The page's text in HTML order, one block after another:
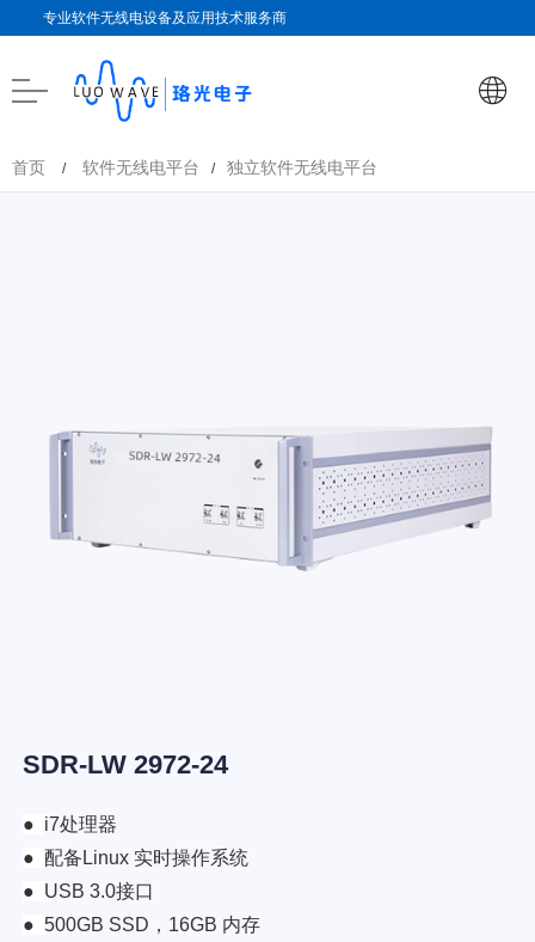
专业软件无线电设备及应用技术服务商
首页 / 软件无线电平台 / 独立软件无线电平台
SDR-LW 2972-24
● i7处理器
● 配备Linux 实时操作系统
● USB 3.0接口
●500GB SSD，16GB 内存